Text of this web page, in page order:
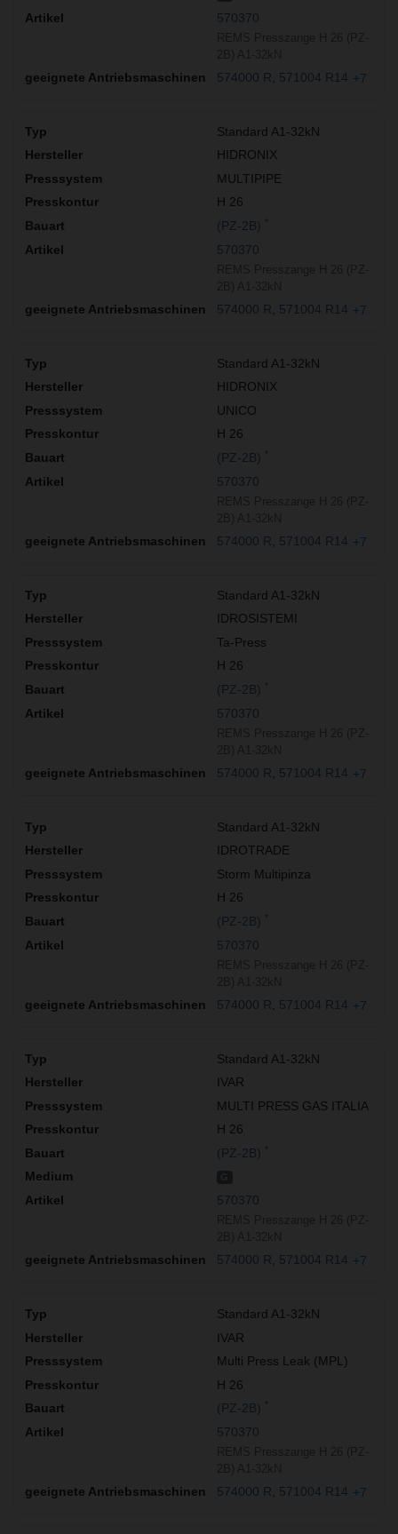
570370
574000 R 571004 R14 +7
Standard A1-32kN
HIDRONIX
MULTIPIPE
H 26
(PZ-2B)
570370
574000 R 571004 R14 +7
Standard A1-32kN
HIDRONIX
UNICO
H 26
(PZ-2B)
570370
574000 R 571004 R14 +7
Standard A1-32kN
IDROSISTEMI
Ta-Press
H 26
(PZ-2B)
570370
574000 R 571004 R14 +7
Standard A1-32kN
IDROTRADE
Storm Multipinza
H 26
(PZ-2B)
570370
574000 R 571004 R14 +7
Standard A1-32kN
IVAR
MULTI PRESS GAS ITALIA
H 26
(PZ-2B)
570370
574000 R 571004 R14 +7
Standard A1-32kN
IVAR
Multi Press Leak (MPL)
H 26
(PZ-2B)
570370
574000 R 571004 R14 +7